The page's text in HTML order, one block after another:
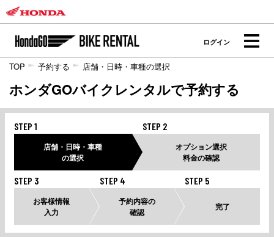
ログイン
TOP 予約する 店舗・日時・車種の選択
ホンダGOバイクレンタルで予約する
STEP 1
店舗・日時・車種
の選択
STEP 2
オプション選択
料金の確認
STEP 3
お客様情報
入力
STEP 4
予約内容の
確認
STEP 5
完了